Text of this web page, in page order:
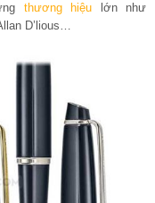
thương hiệu lớn như
D’lious…